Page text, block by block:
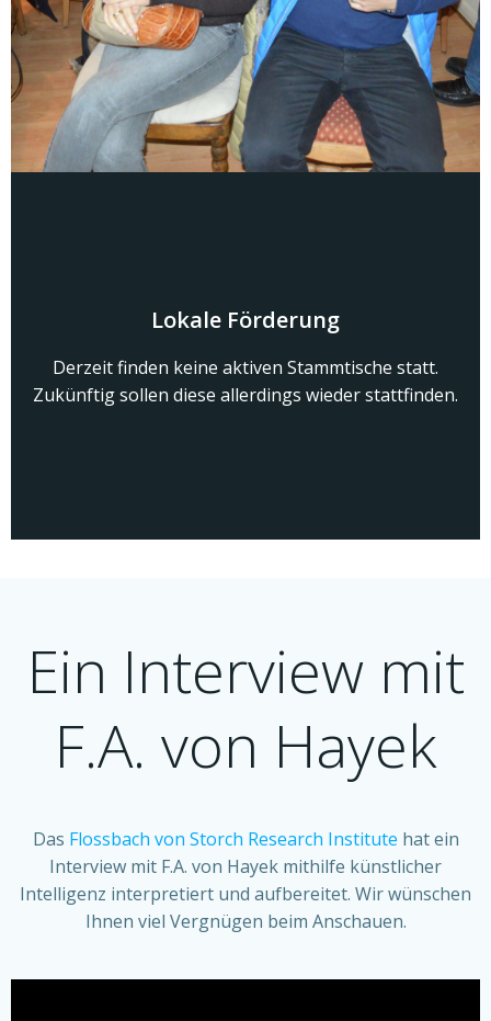
Lokale Förderung
Derzeit finden keine aktiven Stammtische statt.
Zukünftig sollen diese allerdings wieder stattfinden.
Ein Interview mit
F.A. von Hayek
Das Flossbach von Storch Research Institute hat ein
Interview mit F.A. von Hayek mithilfe künstlicher
Intelligenz interpretiert und aufbereitet. Wir wünschen
Ihnen viel Vergnügen beim Anschauen.